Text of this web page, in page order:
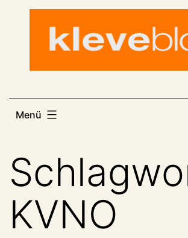
Menü
KVNO